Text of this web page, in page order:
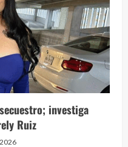
investiga
Ruiz